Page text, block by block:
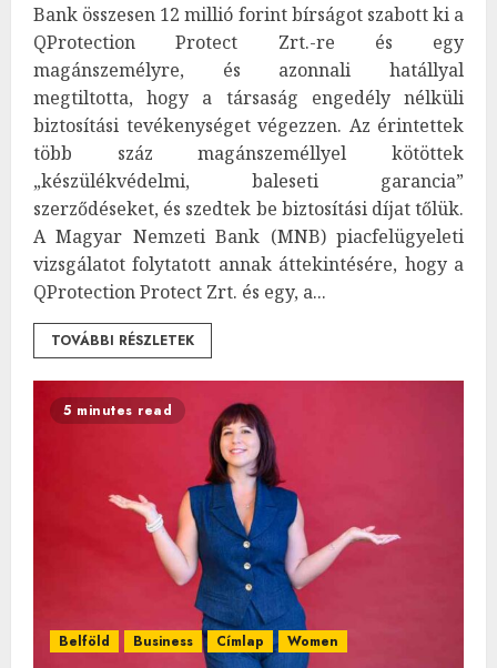
Bank összesen 12 millió forint bírságot szabott ki a
QProtection Protect Zrt.-re és egy
magánszemélyre, és azonnali hatállyal
megtiltotta, hogy a társaság engedély nélküli
biztosítási tevékenységet végezzen. Az érintettek
több száz magánszeméllyel kötöttek
„készülékvédelmi, baleseti garancia”
szerződéseket, és szedtek be biztosítási díjat tőlük.
A Magyar Nemzeti Bank (MNB) piacfelügyeleti
vizsgálatot folytatott annak áttekintésére, hogy a
QProtection Protect Zrt. és egy, a...
TOVÁBBI RÉSZLETEK
5 minutes read
Belföld Business Címlap Women